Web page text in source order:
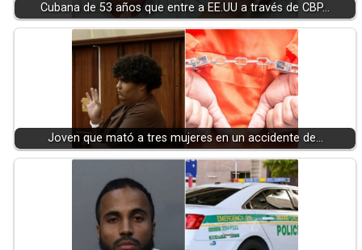
Cubana de 53 años que entre a EE.UU a través de CBP…
Joven que mató a tres mujeres en un accidente de…